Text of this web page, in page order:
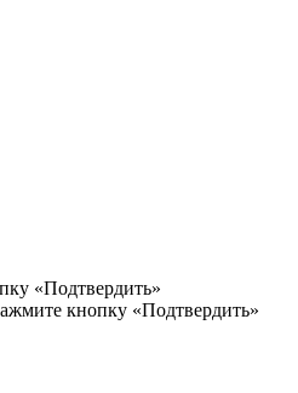
«Подтвердить»
кнопку «Подтвердить»